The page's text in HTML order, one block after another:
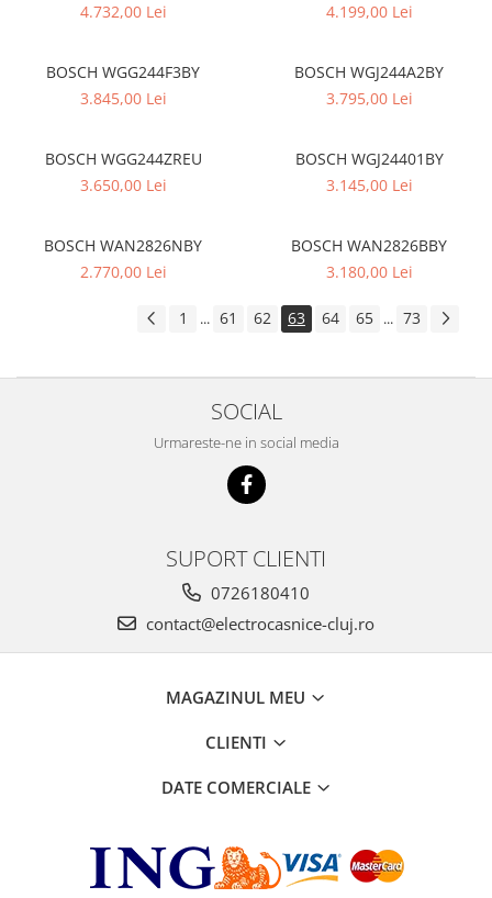
4.732,00 Lei
4.199,00 Lei
BOSCH WGG244F3BY
3.845,00 Lei
BOSCH WGJ244A2BY
3.795,00 Lei
BOSCH WGG244ZREU
3.650,00 Lei
BOSCH WGJ24401BY
3.145,00 Lei
BOSCH WAN2826NBY
2.770,00 Lei
BOSCH WAN2826BBY
3.180,00 Lei
1 ... 61 62 63 64 65 ... 73
SOCIAL
Urmareste-ne in social media
SUPORT CLIENTI
0726180410
contact@electrocasnice-cluj.ro
MAGAZINUL MEU
CLIENTI
DATE COMERCIALE